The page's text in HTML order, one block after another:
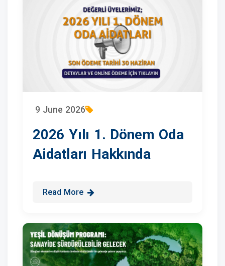
9 June 2026
2026 Yılı 1. Dönem Oda
Aidatları Hakkında
Read More